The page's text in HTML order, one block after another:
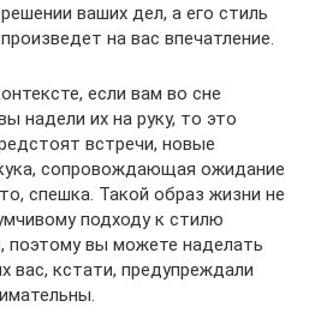
ваших дел, а его стиль
на вас впечатление.
если вам во сне
надели их на руку, то это
встречи, новые
сопровождающая ожидание
спешка. Такой образ жизни не
подходу к стилю
поэтому вы можете наделать
вас, кстати, предупреждали